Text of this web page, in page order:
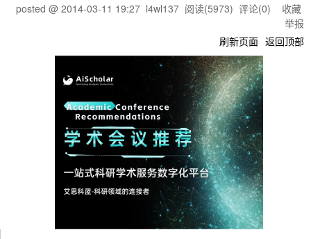
posted @ 2014-03-11 19:27 l4wl137 阅读(5973) 评论(0) 收藏
举报
刷新页面 返回顶部